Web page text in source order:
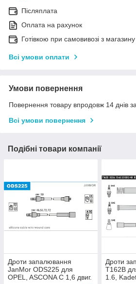
Післяплата
Оплата на рахунок
Готівкою при самовивозі з магазину
Всі умови оплати
Умови повернення
Повернення товару впродовж 14 днів
Всі умови повернення
Подібні товари компанії
Дроти запалювання
JanMor ODS225 для
OPEL, ASCONA C 1,6 двиг.
Дроти
T162B
1.6,